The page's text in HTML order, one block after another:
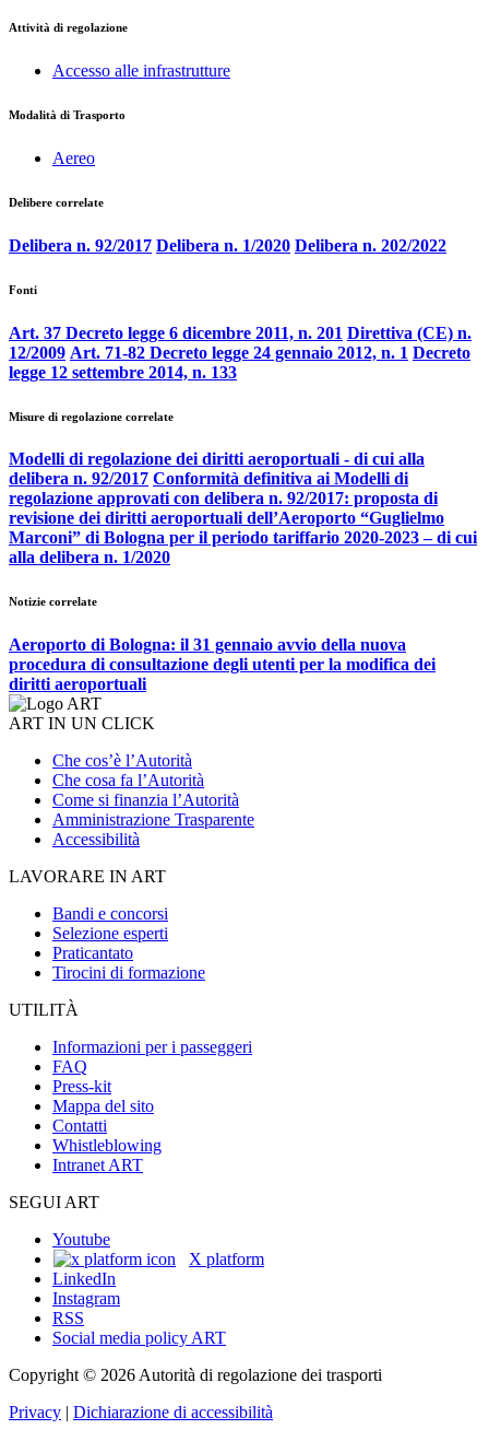
Attività di regolazione
Accesso alle infrastrutture
Modalità di Trasporto
Aereo
Delibere correlate
Delibera n. 92/2017 Delibera n. 1/2020 Delibera n. 202/2022
Fonti
Art. 37 Decreto legge 6 dicembre 2011, n. 201 Direttiva (CE) n.
12/2009 Art. 71-82 Decreto legge 24 gennaio 2012, n. 1 Decreto
legge 12 settembre 2014, n. 133
Misure di regolazione correlate
Modelli di regolazione dei diritti aeroportuali - di cui alla
delibera n. 92/2017 Conformità definitiva ai Modelli di
regolazione approvati con delibera n. 92/2017: proposta di
revisione dei diritti aeroportuali dell’Aeroporto “Guglielmo
Marconi” di Bologna per il periodo tariffario 2020-2023 – di cui
alla delibera n. 1/2020
Notizie correlate
Aeroporto di Bologna: il 31 gennaio avvio della nuova
procedura di consultazione degli utenti per la modifica dei
diritti aeroportuali
ART IN UN CLICK
Che cos’è l’Autorità
Che cosa fa l’Autorità
Come si finanzia l’Autorità
Amministrazione Trasparente
Accessibilità
LAVORARE IN ART
Bandi e concorsi
Selezione esperti
Praticantato
Tirocini di formazione
UTILITÀ
Informazioni per i passeggeri
FAQ
Press-kit
Mappa del sito
Contatti
Whistleblowing
Intranet ART
SEGUI ART
Youtube
X platform
LinkedIn
Instagram
RSS
Social media policy ART
Copyright © 2026 Autorità di regolazione dei trasporti
Privacy | Dichiarazione di accessibilità